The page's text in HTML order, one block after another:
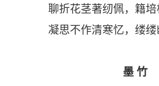
聊折花茎著纫佩，籍培
凝思不作清寒忆，缕缕
墨 竹